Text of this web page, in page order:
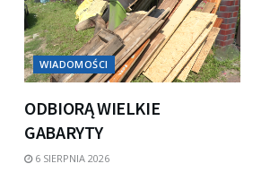
WIADOMOŚCI
ODBIORĄ WIELKIE
GABARYTY
6 SIERPNIA 2026